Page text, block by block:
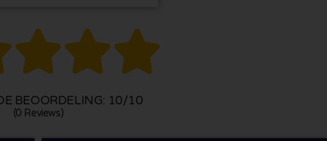

BEOORDELING: 10/10
(0 Reviews)